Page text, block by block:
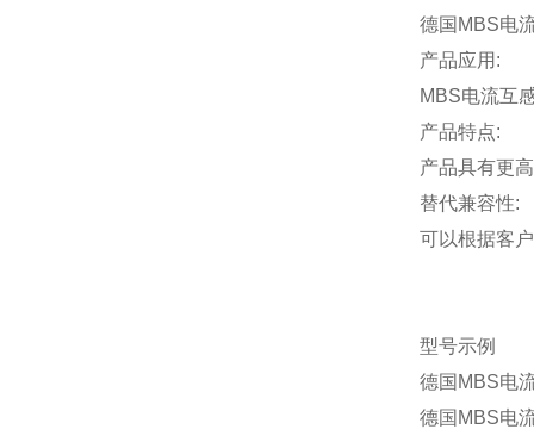
德国MBS电
产品应用:
MBS电流互
产品特点:
产品具有更
替代兼容性:
可以根据客
型号示例
德国MBS电
德国MBS电